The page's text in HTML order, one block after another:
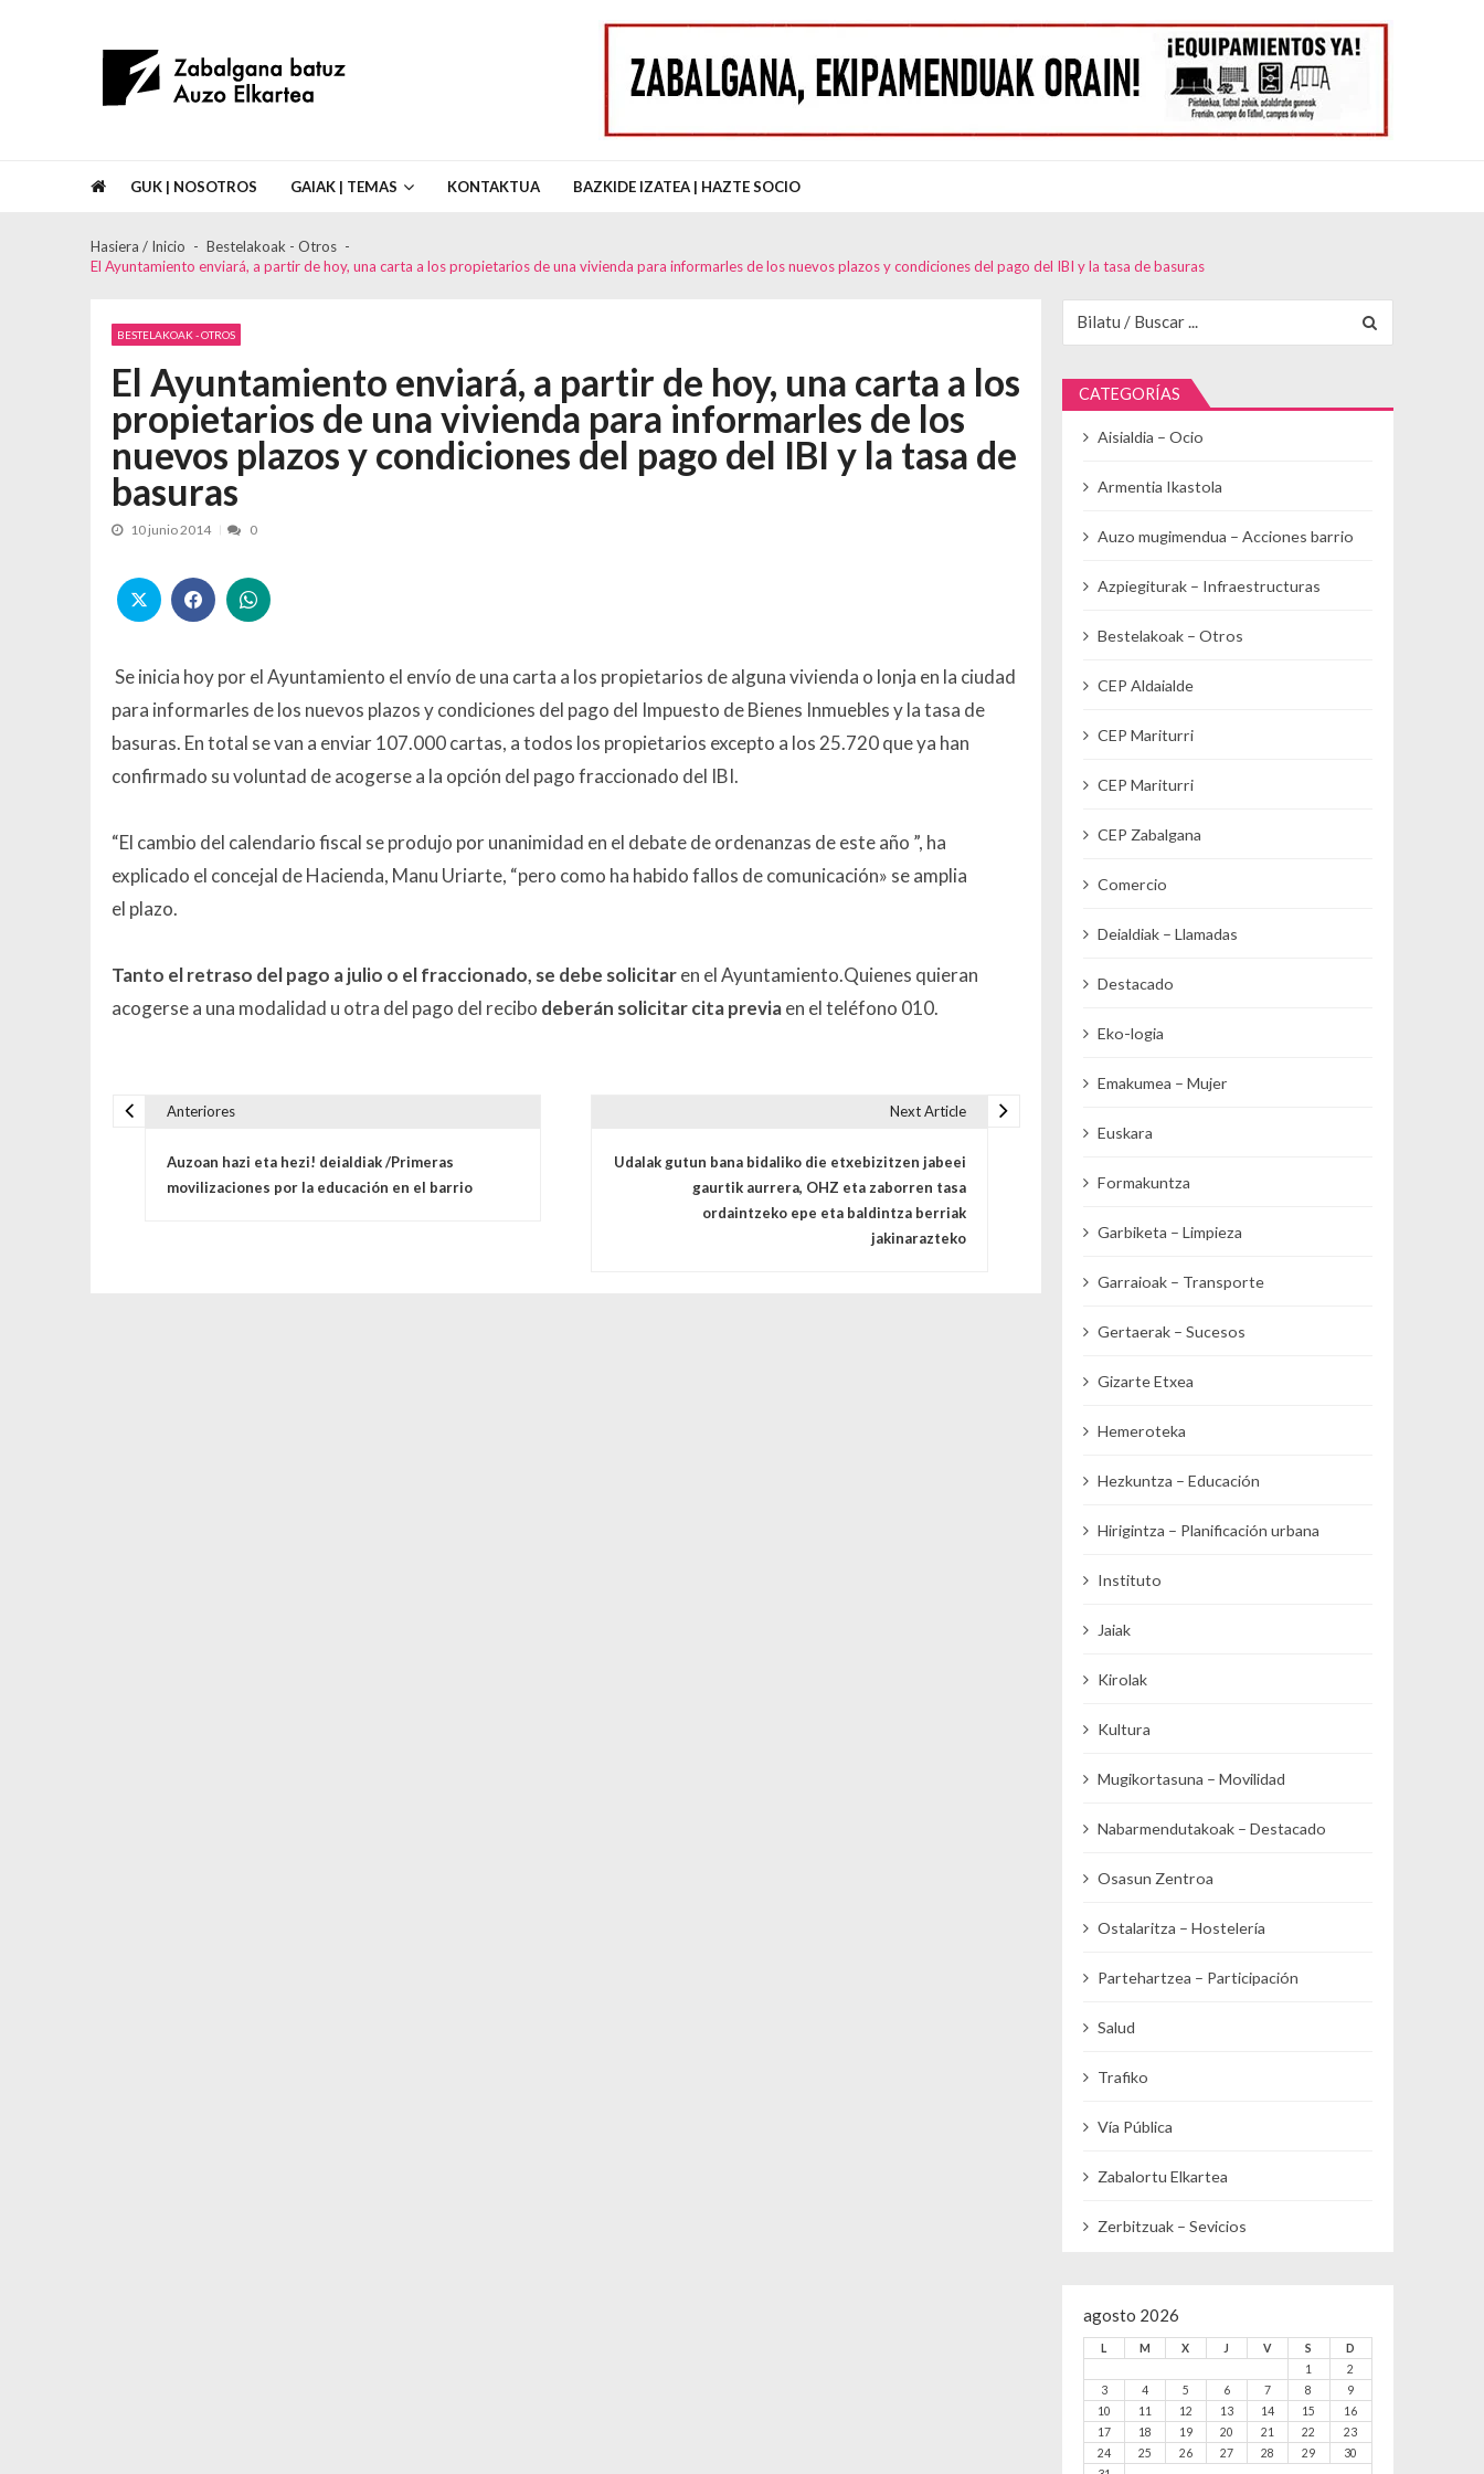
Asociación de Vecinos Zabalgana Batuz Auzo Elkartea
GUK | NOSOTROS GAIAK | TEMAS KONTAKTUA BAZKIDE IZATEA | HAZTE SOCIO
Hasiera / Inicio
Bestelakoak - Otros
El Ayuntamiento enviará, a partir de hoy, una carta a los propietarios de una vivienda para informarles de los nuevos plazos y condiciones del pago del IBI y la tasa de basuras
BESTELAKOAK - OTROS
El Ayuntamiento enviará, a partir de hoy, una carta a los
propietarios de una vivienda para informarles de los
nuevos plazos y condiciones del pago del IBI y la tasa de
basuras
10 junio 2014 0
Se inicia hoy por el Ayuntamiento el envío de una carta a los propietarios de alguna vivienda o lonja en la ciudad
para informarles de los nuevos plazos y condiciones del pago del Impuesto de Bienes Inmuebles y la tasa de
basuras. En total se van a enviar 107.000 cartas, a todos los propietarios excepto a los 25.720 que ya han
confirmado su voluntad de acogerse a la opción del pago fraccionado del IBI.
“El cambio del calendario fiscal se produjo por unanimidad en el debate de ordenanzas de este año ”, ha
explicado el concejal de Hacienda, Manu Uriarte, “pero como ha habido fallos de comunicación» se amplia
el plazo.
Tanto el retraso del pago a julio o el fraccionado, se debe solicitaren el Ayuntamiento.Quienes quieran
acogerse a una modalidad u otra del pago del recibo deberán solicitar cita previaen el teléfono 010.
Anteriores
Auzoan hazi eta hezi! deialdiak /Primeras
movilizaciones por la educación en el barrio
Next Article
Udalak gutun bana bidaliko die etxebizitzen jabeei
gaurtik aurrera, OHZ eta zaborren tasa
ordaintzeko epe eta baldintza berriak
jakinarazteko
CATEGORÍAS
Aisialdia – Ocio
Armentia Ikastola
Auzo mugimendua – Acciones barrio
Azpiegiturak – Infraestructuras
Bestelakoak – Otros
CEP Aldaialde
CEP Mariturri
CEP Mariturri
CEP Zabalgana
Comercio
Deialdiak – Llamadas
Destacado
Eko-logia
Emakumea – Mujer
Euskara
Formakuntza
Garbiketa – Limpieza
Garraioak – Transporte
Gertaerak – Sucesos
Gizarte Etxea
Hemeroteka
Hezkuntza – Educación
Hirigintza – Planificación urbana
Instituto
Jaiak
Kirolak
Kultura
Mugikortasuna – Movilidad
Nabarmendutakoak – Destacado
Osasun Zentroa
Ostalaritza – Hostelería
Partehartzea – Participación
Salud
Trafiko
Vía Pública
Zabalortu Elkartea
Zerbitzuak – Sevicios
agosto 2026
L M X J V S
D
1
2
3
4 5 6 7 8
9
10
11 12 13 14 15
16
17
18 19 20 21 22
23
24
25 26 27 28 29
30